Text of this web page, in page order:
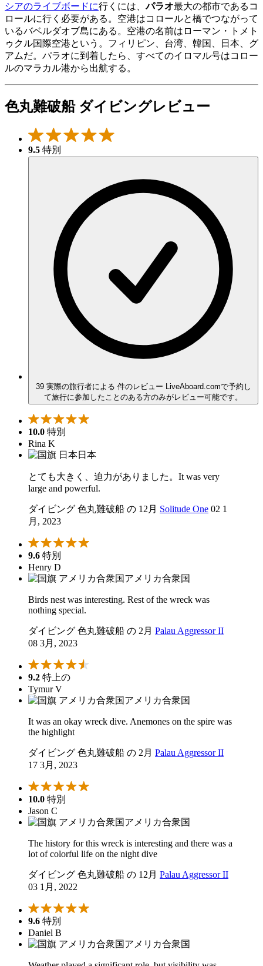
シアのライブボードに行くには、パラオ最大の都市であるコ
ロールに行く必要がある。空港はコロールと橋でつながって
いるバベルダオブ島にある。空港の名前はローマン・トメト
ゥクル国際空港という。フィリピン、台湾、韓国、日本、グ
アムだ。パラオに到着したら、すべてのイロマル号はコロー
ルのマラカル港から出航する。
色丸難破船 ダイビングレビュー
9.5 特別
39 実際の旅行者による 件のレビュー LiveAboard.comで予約し
て旅行に参加したことのある方のみがレビュー可能です。
10.0 特別
Rina K
日本
とても大きく、迫力がありました。It was very
large and powerful.
ダイビング 色丸難破船 の 12月 Solitude One 02 1
月, 2023
9.6 特別
Henry D
アメリカ合衆国
Birds nest was interesting. Rest of the wreck was
nothing special.
ダイビング 色丸難破船 の 2月 Palau Aggressor II
08 3月, 2023
9.2 特上の
Tymur V
アメリカ合衆国
It was an okay wreck dive. Anemones on the spire was
the highlight
ダイビング 色丸難破船 の 2月 Palau Aggressor II
17 3月, 2023
10.0 特別
Jason C
アメリカ合衆国
The history for this wreck is interesting and there was a
lot of colorful life on the night dive
ダイビング 色丸難破船 の 12月 Palau Aggressor II
03 1月, 2022
9.6 特別
Daniel B
アメリカ合衆国